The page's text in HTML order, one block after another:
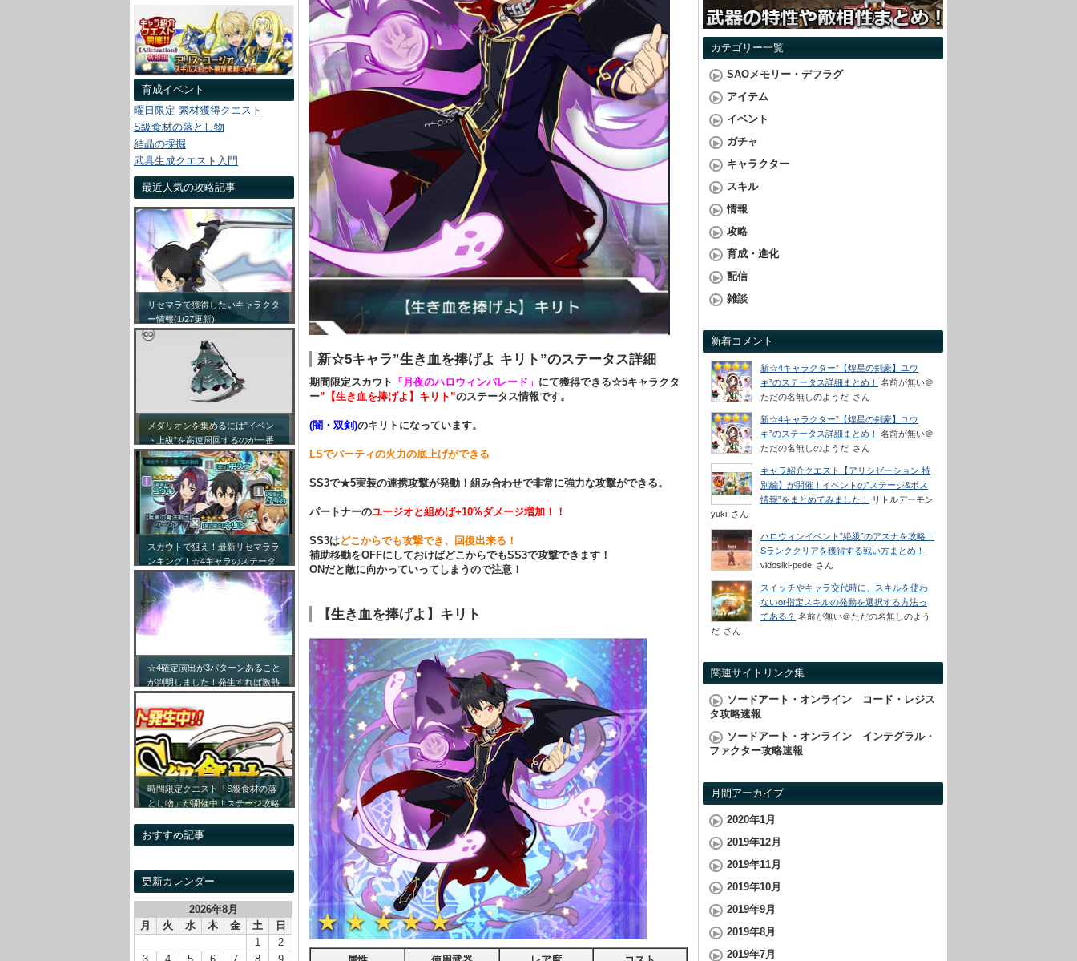
育成イベント
曜日限定 素材獲得クエスト
S級食材の落とし物
結晶の採掘
武具生成クエスト入門
最近人気の攻略記事
リセマラで獲得したいキャラクタ
ー情報(1/27更新)
メダリオンを集めるには”イベン
ト上級”を高速周回するのが一番
効率が良い模様！
スカウトで狙え！最新リセマララ
ンキング！☆4キャラのステータ
ス詳細まとめ！【最新キャラ対応
リセマラ】
☆4確定演出が3パターンあること
が判明しました！発生すれば激熱
です！！
時間限定クエスト「S級食材の落
とし物」が開催中！ステージ攻略
した！
おすすめ記事
更新カレンダー
2026年8月
月
火 水 木 金 土 日
1
2
新☆5キャラ”生き血を捧げよ キリト”のステータス詳細
期間限定スカウト 「月夜のハロウィンパレード」 にて獲得できる☆5キャラクタ
ー”【生き血を捧げよ】キリト”のステータス情報です。
(闇・双剣)のキリトになっています。
LSでパーティの火力の底上げができる
SS3で★5実装の連携攻撃が発動！組み合わせで非常に強力な攻撃ができる。
パートナーのユージオと組めば+10%ダメージ増加！！
SS3はどこからでも攻撃でき、回復出来る！
補助移動をOFFにしておけばどこからでもSS3で攻撃できます！
ONだと敵に向かっていってしまうので注意！
【生き血を捧げよ】キリト
カテゴリー一覧
SAOメモリー・デフラグ
アイテム
イベント
ガチャ
キャラクター
スキル
情報
攻略
育成・進化
配信
雑談
新着コメント
新☆4キャラクター”【煌星の剣豪】ユウ
キ”のステータス詳細まとめ！
名前が無い＠
ただの名無しのようだ さん
新☆4キャラクター”【煌星の剣豪】ユウ
キ”のステータス詳細まとめ！
名前が無い＠
ただの名無しのようだ さん
キャラ紹介クエスト【アリシゼーション 特
別編】が開催！イベントの”ステージ&ボス
情報”をまとめてみました！
リトルデーモン
yuki さん
ハロウィンイベント”絶級”のアスナを攻略！
Sランククリアを獲得する戦い方まとめ！
vidosiki-pede さん
スイッチやキャラ交代時に、スキルを使わ
ないor指定スキルの発動を選択する方法っ
てある？ 名前が無い＠ただの名無しのよう
だ さん
関連サイトリンク集
ソードアート・オンライン コード・レジス
タ攻略速報
ソードアート・オンライン インテグラル・
ファクター攻略速報
月間アーカイブ
2020年1月
2019年12月
2019年11月
2019年10月
2019年9月
2019年8月
2019年7月